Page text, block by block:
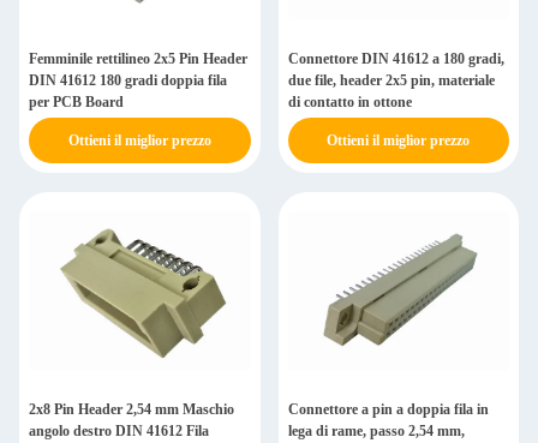
Femminile rettilineo 2x5 Pin Header
DIN 41612 180 gradi doppia fila
per PCB Board
Ottieni il miglior prezzo
Connettore DIN 41612 a 180 gradi,
due file, header 2x5 pin, materiale
di contatto in ottone
Ottieni il miglior prezzo
2x8 Pin Header 2,54 mm Maschio
angolo destro DIN 41612 Fila
Connettore a pin a doppia fila in
lega di rame, passo 2,54 mm,